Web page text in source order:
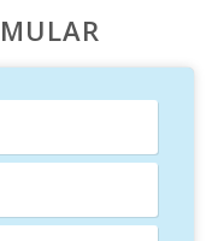
unvergessliche
werden.
Charme und